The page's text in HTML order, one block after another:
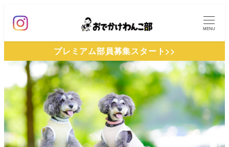
ン
ツ
へ
移
MENU
プレミアム部員募集スタート>>